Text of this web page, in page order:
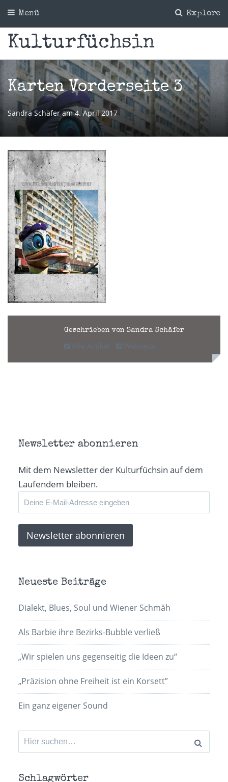
Explore
Menü
Kulturfüchsin
Karten Vorderseite 3
Sandra Schäferam 4. April 2017
Geschrieben von Sandra Schäfer
Alle Artikel Webseite
Newsletter abonnieren
Mit dem Newsletter der Kulturfüchsin auf dem
Laufendem bleiben.
Neueste Beiträge
Dialekt, Blues, Soul und Wiener Schmäh
Als Barbie ihre Bezirks-Bubble verließ
„Wir spielen uns gegenseitig die Ideen zu“
„Präzision ohne Freiheit ist ein Korsett”
Ein ganz eigener Sound
Suchen
nach:
Schlagwörter